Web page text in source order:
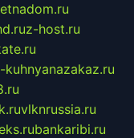
z-host.ru
vlknrussia.ru
bankaribi.ru